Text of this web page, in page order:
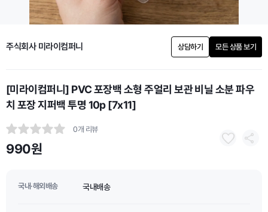
주식회사 미라이컴퍼니 상담하기 모든 상품 보기
[미라이컴퍼니] PVC 포장백 소형 주얼리 보관 비닐 소분 파우
치 포장 지퍼백 투명 10p [7x11]
0개 리뷰
990원
국내·해외배송 국내배송